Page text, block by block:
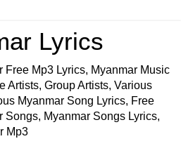
Lyrics
Free Mp3 Lyrics, Myanmar Music
Artists, Group Artists, Various
Myanmar Song Lyrics, Free
Songs, Myanmar Songs Lyrics,
Mp3